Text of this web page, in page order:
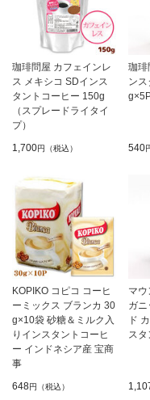
珈琲問屋 カフェインレ
ス メキシコ SDインス
タントコーヒー 150g
（スプレードライタイ
プ）
1,700円（税込）
珈琲
ン
540
KOPIKO コピコ コーヒ
ーミックス ブランカ 30
g×10袋 砂糖＆ミルク入
りインスタントコーヒ
ー インドネシア産 宝商
事
648円（税込）
マウ
ガニ
ド
ス